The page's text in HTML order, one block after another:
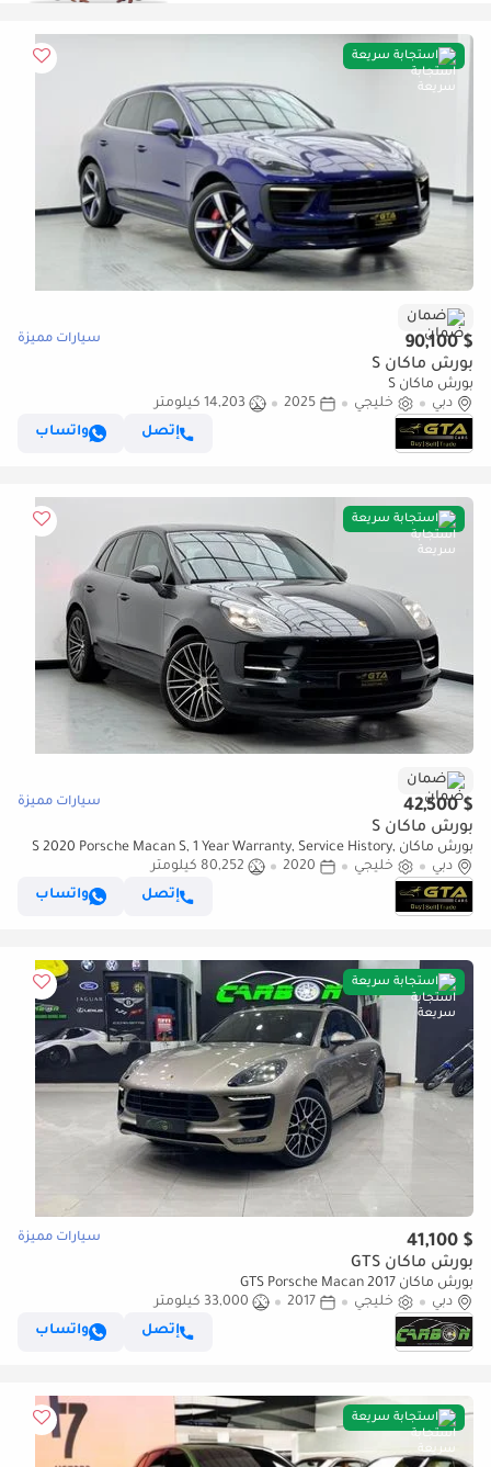
استجابة سريعة
ضمان
$ 90,100 سيارات مميزة
بورش ماكان S
بورش ماكان S
دبي
خليجي 2025
14,203 كيلومتر
إتصل
واتساب
استجابة سريعة
ضمان
$ 42,500 سيارات مميزة
بورش ماكان S
بورش ماكان S 2020 Porsche Macan S, 1 Year Warranty, Service History,
Excellent Condition, GCC
دبي خليجي 2020
80,252 كيلومتر
إتصل
واتساب
استجابة سريعة
$ 41,100 سيارات مميزة
بورش ماكان GTS
بورش ماكان GTS Porsche Macan 2017
دبي
خليجي 2017
33,000 كيلومتر
إتصل
واتساب
استجابة سريعة